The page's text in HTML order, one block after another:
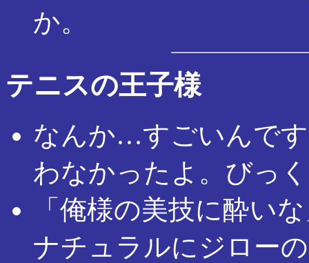
か。
テニスの王子様
なんか…すごいんで
わなかったよ。びっ
「俺様の美技に酔い
ナチュラルにジロー